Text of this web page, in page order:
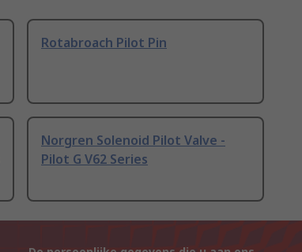
Rotabroach Pilot Pin
Norgren Solenoid Pilot Valve -
Pilot G V62 Series